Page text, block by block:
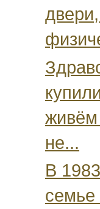
живём
не...
В